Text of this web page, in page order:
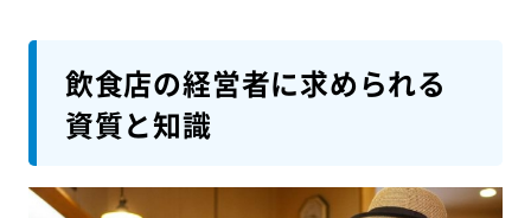
飲食店の経営者に求められる
資質と知識